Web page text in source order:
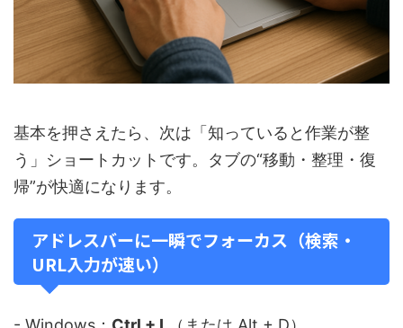
基本を押さえたら、次は「知っていると作業が整
う」ショートカットです。タブの“移動・整理・復
帰”が快適になります。
アドレスバーに一瞬でフォーカス（検索・
URL入力が速い）